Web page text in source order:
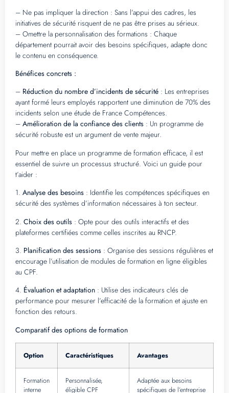
– Ne pas impliquer la direction : Sans l’appui des cadres, les
initiatives de sécurité risquent de ne pas être prises au sérieux.
– Omettre la personnalisation des formations : Chaque
département pourrait avoir des besoins spécifiques, adapte donc
le contenu en conséquence.
Bénéfices concrets :
– Réduction du nombre d’incidents de sécurité : Les entreprises
ayant formé leurs employés rapportent une diminution de 70% des
incidents selon une étude de France Compétences.
– Amélioration de la confiance des clients : Un programme de
sécurité robuste est un argument de vente majeur.
Pour mettre en place un programme de formation efficace, il est
essentiel de suivre un processus structuré. Voici un guide pour
t’aider :
1. Analyse des besoins : Identifie les compétences spécifiques en
sécurité des systèmes d’information nécessaires à ton secteur.
2. Choix des outils : Opte pour des outils interactifs et des
plateformes certifiées comme celles inscrites au RNCP.
3. Planification des sessions : Organise des sessions régulières et
encourage l’utilisation de modules de formation en ligne éligibles
au CPF.
4. Évaluation et adaptation : Utilise des indicateurs clés de
performance pour mesurer l’efficacité de la formation et ajuste en
fonction des retours.
Comparatif des options de formation
Option Caractéristiques Avantages
Formation
interne
Personnalisée,
éligible CPF
Adaptée aux besoins
spécifiques de l’entreprise